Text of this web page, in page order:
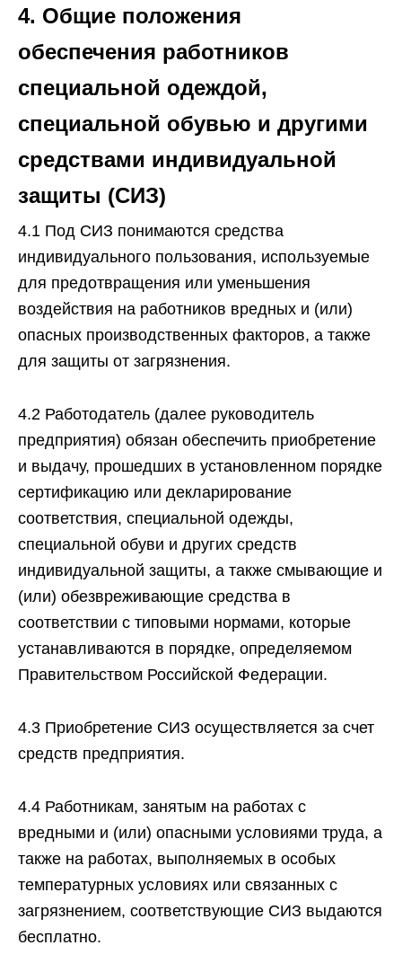
4. Общие положения
обеспечения работников
специальной одеждой,
специальной обувью и другими
средствами индивидуальной
защиты (СИЗ)
4.1 Под СИЗ понимаются средства
индивидуального пользования, используемые
для предотвращения или уменьшения
воздействия на работников вредных и (или)
опасных производственных факторов, а также
для защиты от загрязнения.
4.2 Работодатель (далее руководитель
предприятия) обязан обеспечить приобретение
и выдачу, прошедших в установленном порядке
сертификацию или декларирование
соответствия, специальной одежды,
специальной обуви и других средств
индивидуальной защиты, а также смывающие и
(или) обезвреживающие средства в
соответствии с типовыми нормами, которые
устанавливаются в порядке, определяемом
Правительством Российской Федерации.
4.3 Приобретение СИЗ осуществляется за счет
средств предприятия.
4.4 Работникам, занятым на работах с
вредными и (или) опасными условиями труда, а
также на работах, выполняемых в особых
температурных условиях или связанных с
загрязнением, соответствующие СИЗ выдаются
бесплатно.